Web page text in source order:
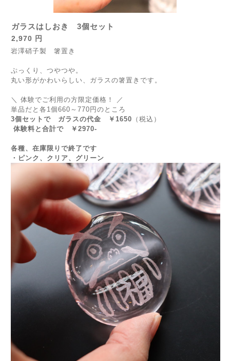
ガラスはしおき 3個セット
2,970 円
岩澤硝子製 箸置き
ぷっくり、つやつや。
丸い形がかわいらしい、ガラスの箸置きです。
＼ 体験でご利用の方限定価格！ ／
単品だと各1個660～770円のところ
3個セットで ガラスの代金 ￥1650 （税込）
体験料と合計で ￥2970-
各種、在庫限りで終了です
・ピンク、クリア、グリーン